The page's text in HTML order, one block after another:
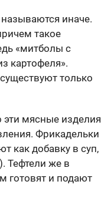
иначе.
такое
«митболы с
картофеля».
только
эти мясные изделия
Фрикадельки
как добавку в суп,
Тефтели же в
готовят и подают